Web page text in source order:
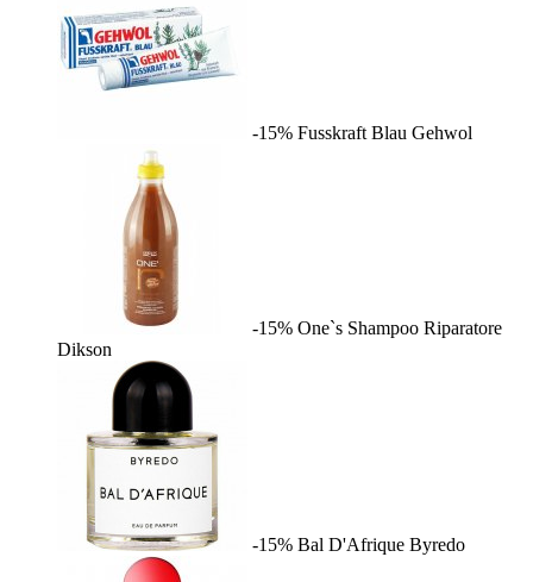
-15% Fusskraft Blau Gehwol
-15% One`s Shampoo Riparatore
Dikson
-15% Bal D'Afrique Byredo